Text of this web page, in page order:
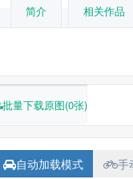
简介 相关作品
批量下载原图(0张)
自动加载模式 手